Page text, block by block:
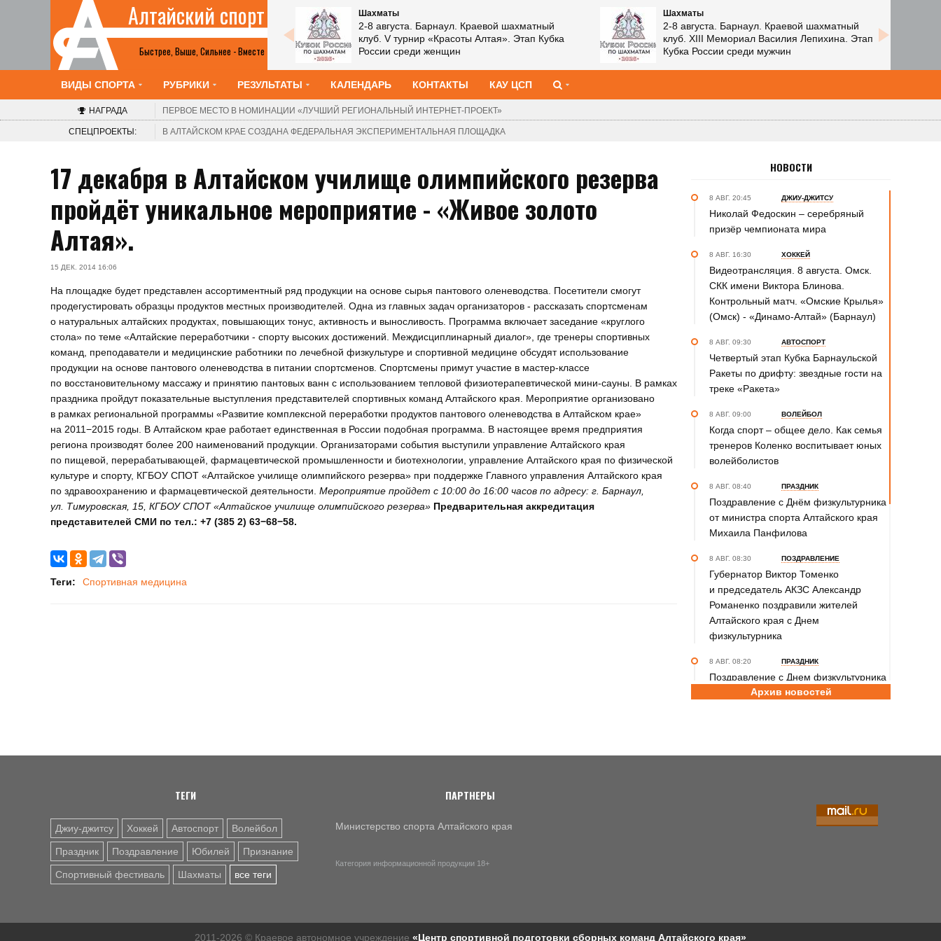
Быстрее, Выше, Сильнее - Вместе
Алтайский спорт
Все анонсы
Шахматы
2-8 августа. Барнаул. Краевой шахматный
клуб. V турнир «Красоты Алтая». Этап Кубка
России среди женщин
Шахматы
2-8 августа. Барнаул. Краевой шахматный
клуб. XIII Мемориал Василия Лепихина. Этап
Кубка России среди мужчин
ВИДЫ СПОРТА РУБРИКИ РЕЗУЛЬТАТЫ КАЛЕНДАРЬ КОНТАКТЫ КАУ ЦСП
НАГРАДА ПЕРВОЕ МЕСТО В НОМИНАЦИИ «ЛУЧШИЙ РЕГИОНАЛЬНЫЙ ИНТЕРНЕТ-ПРОЕКТ»
СПЕЦПРОЕКТЫ: В АЛТАЙСКОМ КРАЕ СОЗДАНА ФЕДЕРАЛЬНАЯ ЭКСПЕРИМЕНТАЛЬНАЯ ПЛОЩАДКА
17 декабря в Алтайском училище олимпийского резерва
пройдёт уникальное мероприятие - «Живое золото
Алтая».
15 ДЕК. 2014 16:06
На площадке будет представлен ассортиментный ряд продукции на основе сырья пантового оленеводства. Посетители смогут
продегустировать образцы продуктов местных производителей. Одна из главных задач организаторов - рассказать спортсменам
о натуральных алтайских продуктах, повышающих тонус, активность и выносливость. Программа включает заседание «круглого
стола» по теме «Алтайские переработчики - спорту высоких достижений. Междисциплинарный диалог», где тренеры спортивных
команд, преподаватели и медицинские работники по лечебной физкультуре и спортивной медицине обсудят использование
продукции на основе пантового оленеводства в питании спортсменов. Спортсмены примут участие в мастер-классе
по восстановительному массажу и принятию пантовых ванн с использованием тепловой физиотерапевтической мини-сауны. В рамках
праздника пройдут показательные выступления представителей спортивных команд Алтайского края. Мероприятие организовано
в рамках региональной программы «Развитие комплексной переработки продуктов пантового оленеводства в Алтайском крае»
на 2011−2015 годы. В Алтайском крае работает единственная в России подобная программа. В настоящее время предприятия
региона производят более 200 наименований продукции. Организаторами события выступили управление Алтайского края
по пищевой, перерабатывающей, фармацевтической промышленности и биотехнологии, управление Алтайского края по физической
культуре и спорту, КГБОУ СПОТ «Алтайское училище олимпийского резерва» при поддержке Главного управления Алтайского края
по здравоохранению и фармацевтической деятельности. Мероприятие пройдет с 10:00 до 16:00 часов по адресу: г. Барнаул,
ул. Тимуровская, 15, КГБОУ СПОТ «Алтайское училище олимпийского резерва» Предварительная аккредитация
представителей СМИ по тел.: +7 (385 2) 63−68−58.
Теги: Спортивная медицина
НОВОСТИ
8 АВГ. 20:45 ДЖИУ-ДЖИТСУ
Николай Федоскин – серебряный
призёр чемпионата мира
8 АВГ. 16:30 ХОККЕЙ
Видеотрансляция. 8 августа. Омск.
СКК имени Виктора Блинова.
Контрольный матч. «Омские Крылья»
(Омск) - «Динамо-Алтай» (Барнаул)
8 АВГ. 09:30 АВТОСПОРТ
Четвертый этап Кубка Барнаульской
Ракеты по дрифту: звездные гости на
треке «Ракета»
8 АВГ. 09:00 ВОЛЕЙБОЛ
Когда спорт – общее дело. Как семья
тренеров Коленко воспитывает юных
волейболистов
8 АВГ. 08:40 ПРАЗДНИК
Поздравление с Днём физкультурника
от министра спорта Алтайского края
Михаила Панфилова
8 АВГ. 08:30 ПОЗДРАВЛЕНИЕ
Губернатор Виктор Томенко
и председатель АКЗС Александр
Романенко поздравили жителей
Алтайского края с Днем
физкультурника
8 АВГ. 08:20 ПРАЗДНИК
Поздравление с Днем физкультурника
от министра спорта России Михаила
Передовикам - почёт! В Алтайском
прошёл фестиваль проекта «Детский
Архив новостей
ТЕГИ
Джиу-джитсу Хоккей Автоспорт Волейбол
Праздник Поздравление Юбилей Признание
Спортивный фестиваль Шахматы все теги
ПАРТНЕРЫ
Министерство спорта Алтайского края
Категория информационной продукции 18+
2011-2026 © Краевое автономное учреждение «Центр спортивной подготовки сборных команд Алтайского края»